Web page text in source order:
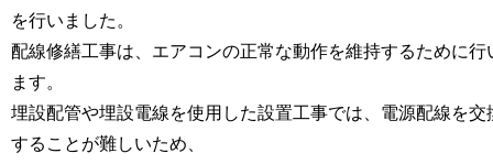
を行いました。
配線修繕工事は、エアコンの正常な動作を維持するために行
ます。
埋設配管や埋設電線を使用した設置工事では、電源配線を交
することが難しいため、